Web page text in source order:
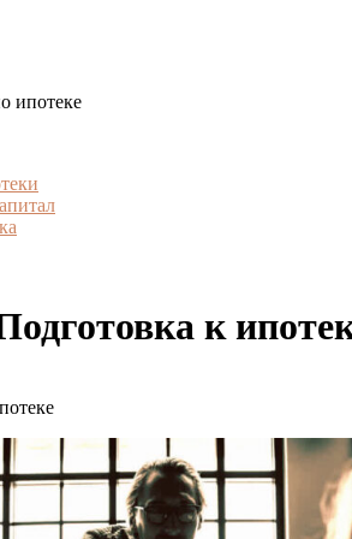
ипотеке
к